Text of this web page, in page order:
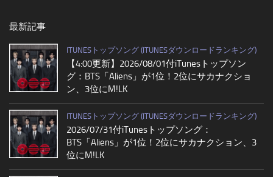
最新記事
ITUNESトップソング (ITUNESダウンロードランキング)
【4:00更新】2026/08/01付iTunesトップソン
グ：BTS「Aliens」が1位！2位にサカナクショ
ン、3位にM!LK
ITUNESトップソング (ITUNESダウンロードランキング)
2026/07/31付iTunesトップソング：
BTS「Aliens」が1位！2位にサカナクション、3
位にM!LK